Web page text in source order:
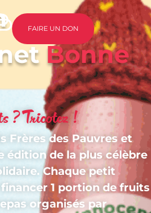
FAIRE UN DON
Bonne
?Tricotez !
Frères des Pauvres et
édition de la plus célèbre
Chaque petit
1 portion de fruits
organisés par